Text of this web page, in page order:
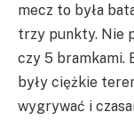
mecz to była
trzy punkty. Nie
czy 5 bramkami.
były ciężkie
wygrywać i